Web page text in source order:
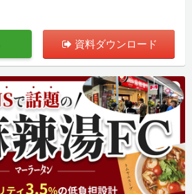
資料ダウンロード